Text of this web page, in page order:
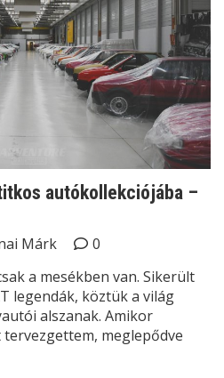
autókollekciójába –
Márk
0
a mesékben van. Sikerült
legendák, köztük a világ
alszanak. Amikor
meglepődve